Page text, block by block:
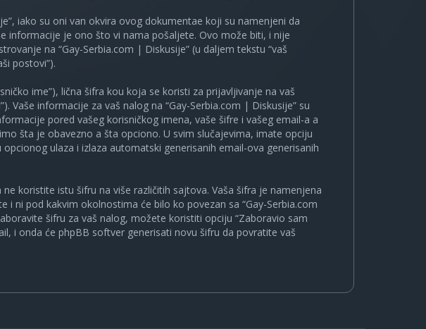
iako su oni van okvira ovog dokumentae koji su namenjeni da
informacije je ono što vi nama pošaljete. Ovo može biti, i nije
na “Gay-Serbia.com | Diskusije” (u daljem tekstu “vaš
postovi”).
ime”), lična šifra kou koja se koristi za prijavljivanje na vaš
Vaše informacije za vaš nalog na “Gay-Serbia.com | Diskusije” su
pored vašeg korisničkog imena, vaše šifre i vašeg email-a a
šta je obavezno a šta opciono. U svim slučajevima, imate opciju
ulaza i izlaza automatski generisanih email-ova generisanih
koristite istu šifru na više različitih sajtova. Vaša šifra je namenjena
ni pod kakvim okolnostima će bilo ko povezan sa “Gay-Serbia.com
šifru za vaš nalog, možete koristiti opciju “Zaboravio sam
i onda će phpBB softver generisati novu šifru da povratite vaš